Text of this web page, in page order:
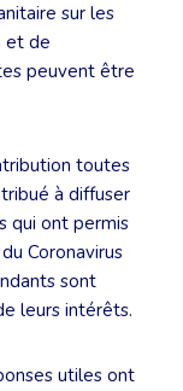
sur les
et de
peuvent être
toutes
à diffuser
qui ont permis
Coronavirus
sont
leurs intérêts.
utiles ont